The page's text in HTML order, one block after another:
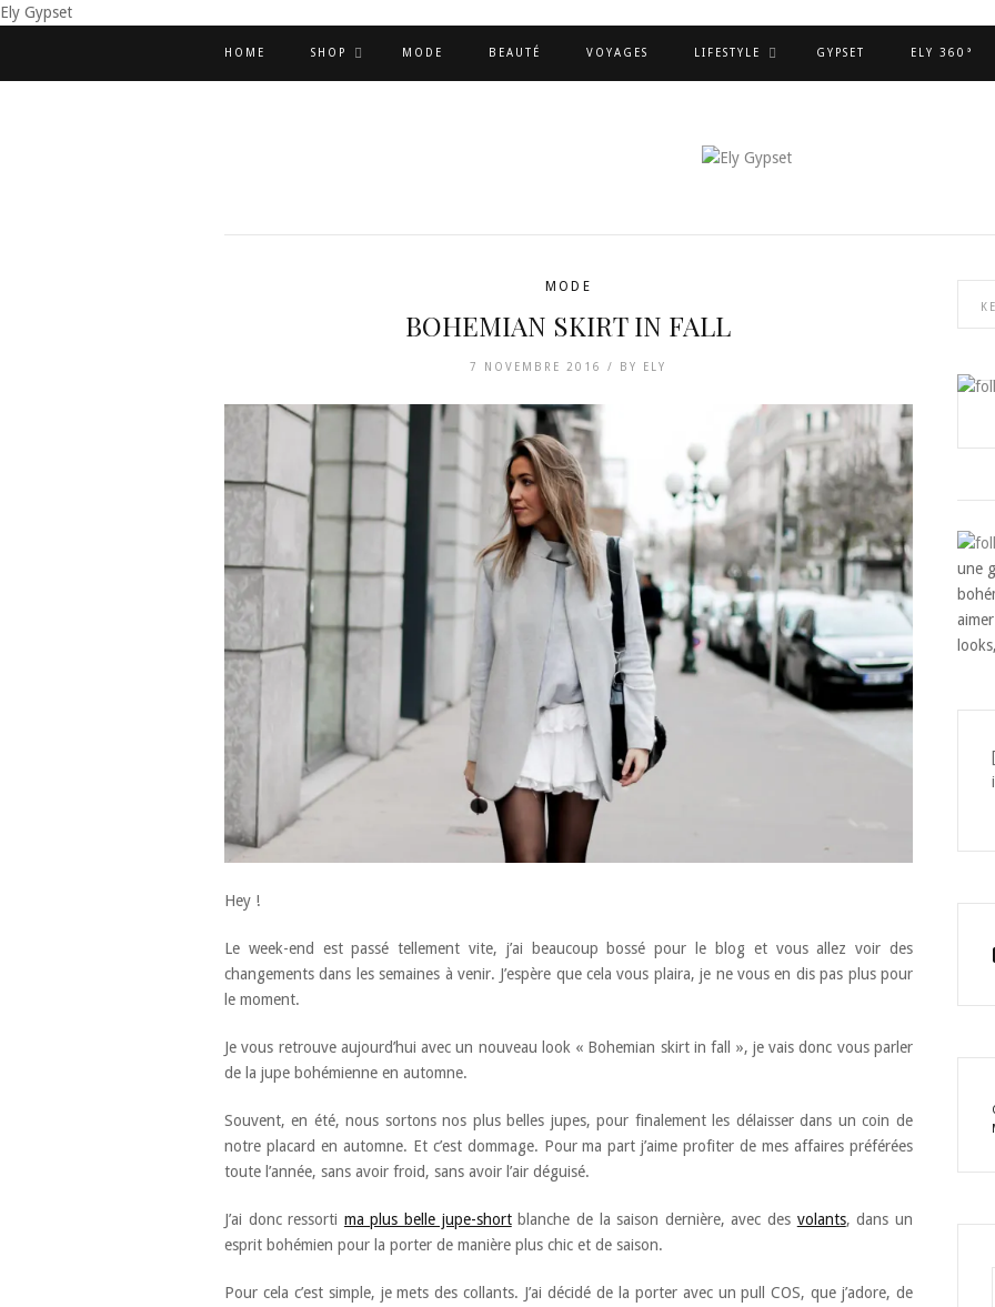
Ely Gypset
HOME SHOP MODE BEAUTÉ VOYAGES LIFESTYLE GYPSET ELY 360°
MODE
BOHEMIAN SKIRT IN FALL
7 NOVEMBRE 2016 / BY ELY
Hey !
Le week-end est passé tellement vite, j’ai beaucoup bossé pour le blog et vous allez voir des
changements dans les semaines à venir. J’espère que cela vous plaira, je ne vous en dis pas plus pour
le moment.
Je vous retrouve aujourd’hui avec un nouveau look « Bohemian skirt in fall », je vais donc vous parler
de la jupe bohémienne en automne.
Souvent, en été, nous sortons nos plus belles jupes, pour finalement les délaisser dans un coin de
notre placard en automne. Et c’est dommage. Pour ma part j’aime profiter de mes affaires préférées
toute l’année, sans avoir froid, sans avoir l’air déguisé.
J’ai donc ressorti ma plus belle jupe-shortblanche de la saison dernière, avec des volants, dans un
esprit bohémien pour la porter de manière plus chic et de saison.
Pour cela c’est simple, je mets des collants. J’ai décidé de la porter avec un pull COS, que j’adore, de
une